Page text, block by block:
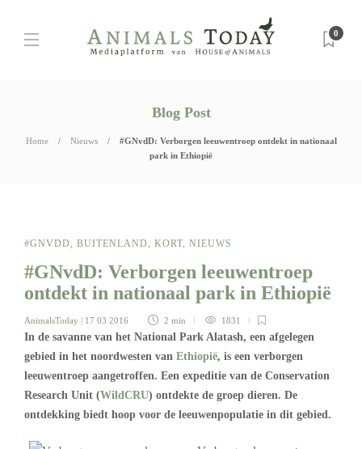
0
Blog Post
Home Nieuws
#GNvdD: Verborgen leeuwentroep ontdekt in nationaal
park in Ethiopië
#GNVDD, BUITENLAND, KORT, NIEUWS
#GNvdD: Verborgen leeuwentroep
ontdekt in nationaal park in Ethiopië
AnimalsToday | 17 03 2016 2 min 1831
In de savanne van het National Park Alatash, een afgelegen
gebied in het noordwesten van Ethiopië, is een verborgen
leeuwentroep aangetroffen. Een expeditie van de Conservation
Research Unit (WildCRU) ontdekte de groep dieren. De
ontdekking biedt hoop voor de leeuwenpopulatie in dit gebied.